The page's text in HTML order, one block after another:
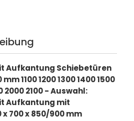
Aufkantung Schiebetüren
1100 1200 1300 1400 1500
2000 2100 - Auswahl:
Aufkantung mit
700 x 850/900 mm